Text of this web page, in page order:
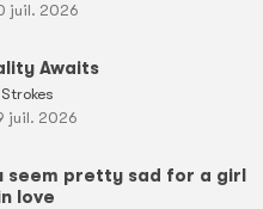
juil. 2026
Awaits
juil. 2026
seem pretty sad for a girl
love